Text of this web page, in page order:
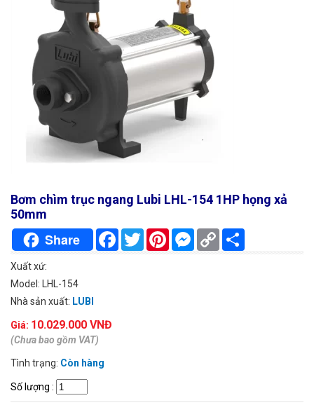
Bơm chìm trục ngang Lubi LHL-154 1HP họng xả
50mm
Share FacebookTwitterPinterestMessenger
Copy
Link
Xuất xứ:
Model: LHL-154
Nhà sản xuất: LUBI
Giá: 10.029.000 VNĐ
(Chưa bao gồm VAT)
Tình trạng: Còn hàng
Số lượng :